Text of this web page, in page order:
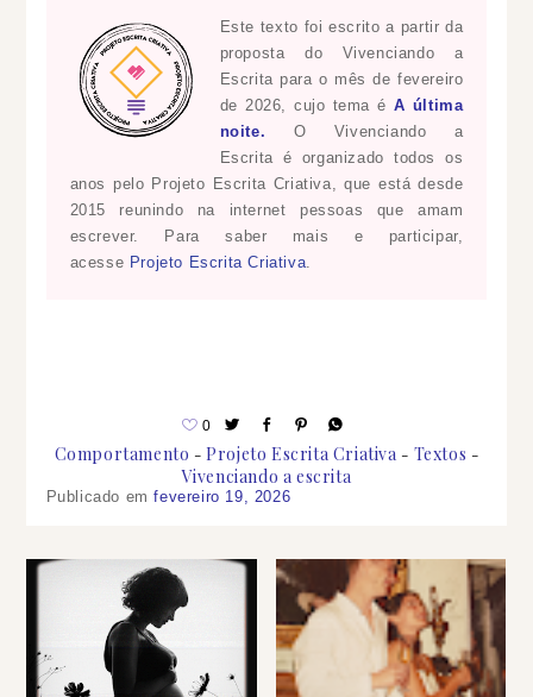
Este texto foi escrito a partir da
proposta do Vivenciando a
Escrita para o mês de fevereiro
de 2026, cujo tema é A última
noite.
O Vivenciando a
Escrita é organizado todos os
anos pelo Projeto Escrita Criativa, que está desde
2015 reunindo na internet pessoas que amam
escrever. Para saber mais e participar,
acesse Projeto Escrita Criativa
0
Comportamento Projeto Escrita Criativa
Textos
Vivenciando a escrita
Publicado emfevereiro 19, 2026